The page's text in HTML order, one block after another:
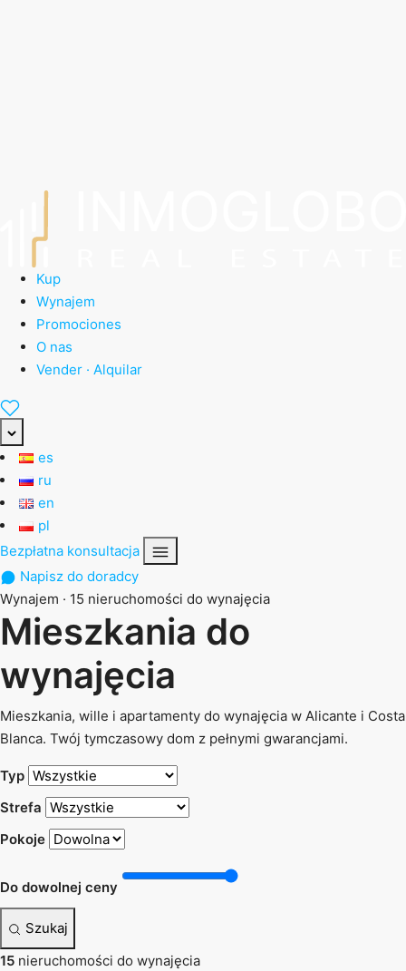
Kup
Wynajem
Promociones
O nas
Vender · Alquilar
es
ru
en
pl
Bezpłatna konsultacja
Napisz do doradcy
Wynajem · 15 nieruchomości do wynajęcia
Mieszkania do
wynajęcia
Mieszkania, wille i apartamenty do wynajęcia w Alicante i Costa
Blanca. Twój tymczasowy dom z pełnymi gwarancjami.
Typ
Strefa
Pokoje
Do dowolnej ceny
Szukaj
15 nieruchomości do wynajęcia